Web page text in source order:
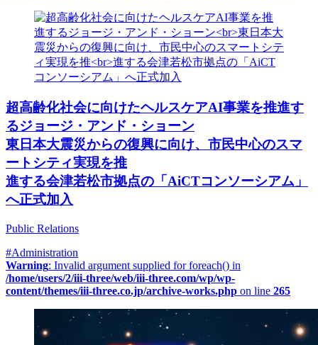
超高齢化社会に向けたヘルスケアAI事業を推進す
るジョージ・アンド・ショーン
東日本大震災からの復興に向け、市⺠中心のスマ
ートシティ実現を推
進する会津若松市拠点の「AiCTコンソーシアム」
へ正式加入
Public Relations
#Administration
Warning: Invalid argument supplied for foreach() in
/home/users/2/iii-three/web/iii-three.com/wp/wp-
content/themes/iii-three.co.jp/archive-works.php on line 265